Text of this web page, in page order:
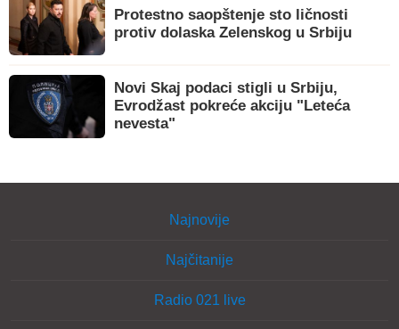
Protestno saopštenje sto ličnosti
protiv dolaska Zelenskog u Srbiju
Novi Skaj podaci stigli u Srbiju,
Evrodžast pokreće akciju "Leteća
nevesta"
Najnovije
Najčitanije
Radio 021 live